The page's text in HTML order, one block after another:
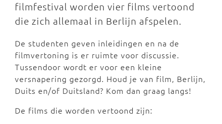
filmfestival worden vier films vertoond
die zich allemaal in Berlijn afspelen.
De studenten geven inleidingen en na de
filmvertoning is er ruimte voor discussie.
Tussendoor wordt er voor een kleine
versnapering gezorgd. Houd je van film, Berlijn,
Duits en/of Duitsland? Kom dan graag langs!
De films die worden vertoond zijn: